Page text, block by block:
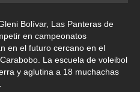
Bolívar, Las Panteras de
en campeonatos
en el futuro cercano en el
La escuela de voleibol
y aglutina a 18 muchachas